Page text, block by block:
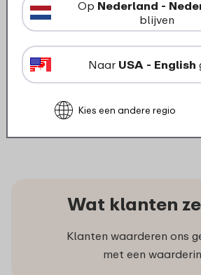
Deksel
2000 / 3000 ml - wit
419
Wat klanten
Klanten waarderen ons
met een
Op Nederland -
blijven
Naar USA - English